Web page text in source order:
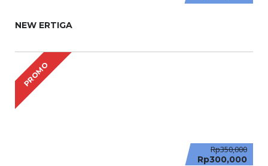
NEW ERTIGA
PROMO
Rp350,000
Rp300,000